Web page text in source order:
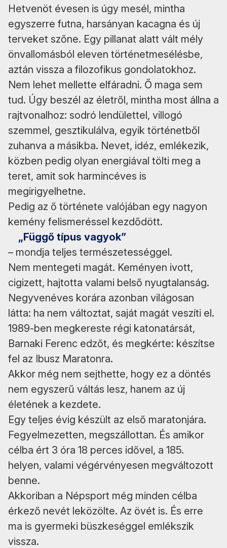
Hetvenöt évesen is úgy mesél, mintha
egyszerre futna, harsányan kacagna és új
terveket szőne. Egy pillanat alatt vált mély
önvallomásból eleven történetmesélésbe,
aztán vissza a filozofikus gondolatokhoz.
Nem lehet mellette elfáradni. Ő maga sem
tud. Úgy beszél az életről, mintha most állna a
rajtvonalhoz: sodró lendülettel, villogó
szemmel, gesztikulálva, egyik történetből
zuhanva a másikba. Nevet, idéz, emlékezik,
közben pedig olyan energiával tölti meg a
teret, amit sok harmincéves is
megirigyelhetne.
Pedig az ő története valójában egy nagyon
kemény felismeréssel kezdődött.
„Függő típus vagyok”
– mondja teljes természetességgel.
Nem mentegeti magát. Keményen ivott,
cigizett, hajtotta valami belső nyugtalanság.
Negyvenéves korára azonban világosan
látta: ha nem változtat, saját magát veszíti el.
1989-ben megkereste régi katonatársát,
Barnaki Ferenc edzőt, és megkérte: készítse
fel az Ibusz Maratonra.
Akkor még nem sejthette, hogy ez a döntés
nem egyszerű váltás lesz, hanem az új
életének a kezdete.
Egy teljes évig készült az első maratonjára.
Fegyelmezetten, megszállottan. És amikor
célba ért 3 óra 18 perces idővel, a 185.
helyen, valami végérvényesen megváltozott
benne.
Akkoriban a Népsport még minden célba
érkező nevét leközölte. Az övét is. És erre
ma is gyermeki büszkeséggel emlékszik
vissza.